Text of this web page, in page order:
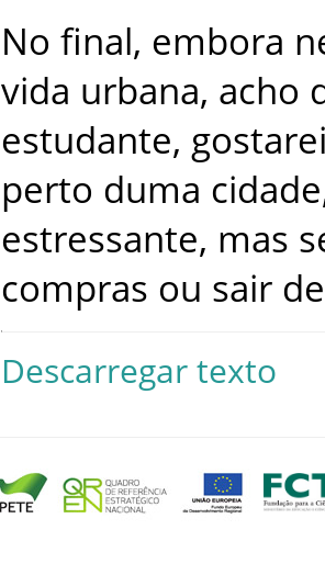
No final, embora
vida urbana, acho
estudante,
perto duma cidade
estressante, mas
compras ou sair de
Descarregar texto